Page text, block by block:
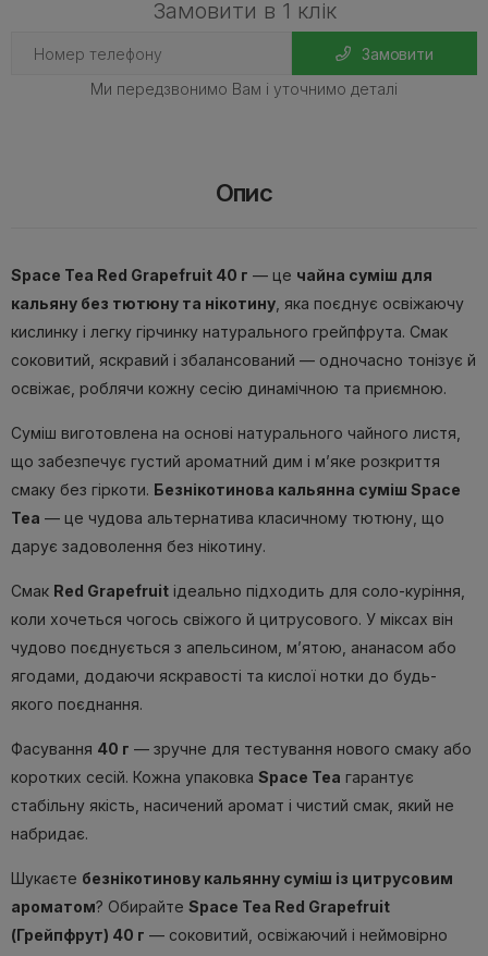
Замовити в 1 клік
Замовити
Ми передзвонимо Вам і уточнимо деталі
Опис
Space Tea Red Grapefruit 40 г — це чайна суміш для
кальяну без тютюну та нікотину , яка поєднує освіжаючу
кислинку і легку гірчинку натурального грейпфрута. Смак
соковитий, яскравий і збалансований — одночасно тонізує й
освіжає, роблячи кожну сесію динамічною та приємною.
Суміш виготовлена на основі натурального чайного листя,
що забезпечує густий ароматний дим і м’яке розкриття
смаку без гіркоти. Безнікотинова кальянна суміш Space
Tea — це чудова альтернатива класичному тютюну, що
дарує задоволення без нікотину.
Смак Red Grapefruit ідеально підходить для соло-куріння,
коли хочеться чогось свіжого й цитрусового. У міксах він
чудово поєднується з апельсином, м’ятою, ананасом або
ягодами, додаючи яскравості та кислої нотки до будь-
якого поєднання.
Фасування 40 г — зручне для тестування нового смаку або
коротких сесій. Кожна упаковка Space Tea гарантує
стабільну якість, насичений аромат і чистий смак, який не
набридає.
Шукаєте безнікотинову кальянну суміш із цитрусовим
ароматом? Обирайте Space Tea Red Grapefruit
(Грейпфрут) 40 г — соковитий, освіжаючий і неймовірно